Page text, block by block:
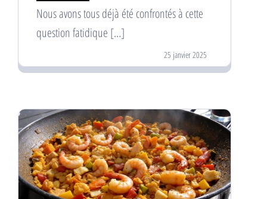
Nous avons tous déjà été confrontés à cette
question fatidique […]
25 janvier 2025